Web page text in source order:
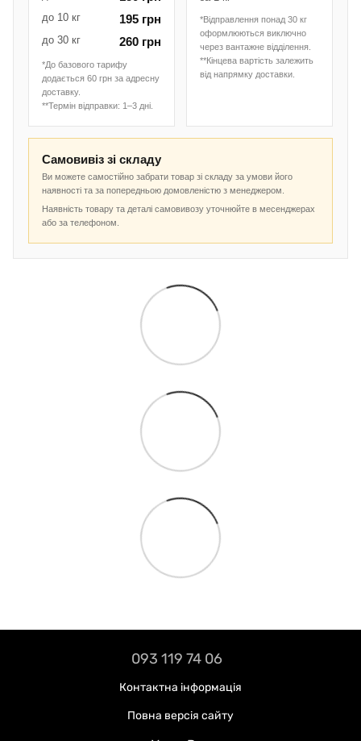
до 10 кг 195 грн
до 30 кг 260 грн
*До базового тарифу
додається 60 грн за адресну
доставку.
**Термін відправки: 1–3 дні.
*Відправлення понад 30 кг
оформлюються виключно
через вантажне відділення.
**Кінцева вартість залежить
від напрямку доставки.
Самовивіз зі складу
Ви можете самостійно забрати товар зі складу за умови його
наявності та за попередньою домовленістю з менеджером.
Наявність товару та деталі самовивозу уточнюйте в месенджерах
або за телефоном.
093 119 74 06
Контактна інформація
Повна версія сайту